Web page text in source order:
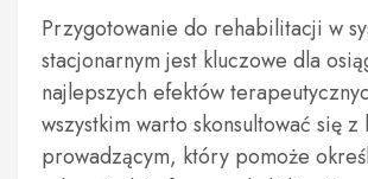
Przygotowanie do rehabilitacji w
stacjonarnym jest kluczowe dla
najlepszych efektów
wszystkim warto skonsultować się
prowadzącym, który pomoże